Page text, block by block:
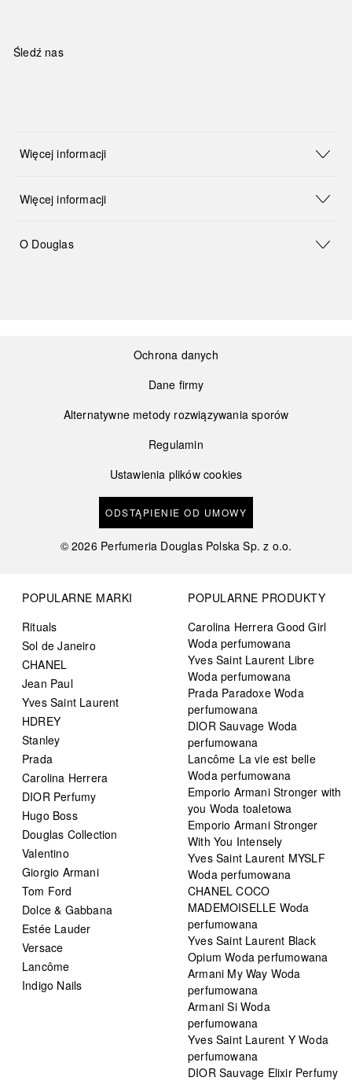
Śledź nas
Więcej informacji
Więcej informacji
O Douglas
Ochrona danych
Dane firmy
Alternatywne metody rozwiązywania sporów
Regulamin
Ustawienia plików cookies
ODSTĄPIENIE OD UMOWY
©2026 Perfumeria Douglas Polska Sp. z o.o.
POPULARNE MARKI
Rituals
Sol de Janeiro
CHANEL
Jean Paul
Yves Saint Laurent
HDREY
Stanley
Prada
Carolina Herrera
DIOR Perfumy
Hugo Boss
Douglas Collection
Valentino
Giorgio Armani
Tom Ford
Dolce & Gabbana
Estée Lauder
Versace
Lancôme
Indigo Nails
POPULARNE PRODUKTY
Carolina Herrera Good Girl
Woda perfumowana
Yves Saint Laurent Libre
Woda perfumowana
Prada Paradoxe Woda
perfumowana
DIOR Sauvage Woda
perfumowana
Lancôme La vie est belle
Woda perfumowana
Emporio Armani Stronger with
you Woda toaletowa
Emporio Armani Stronger
With You Intensely
Yves Saint Laurent MYSLF
Woda perfumowana
CHANEL COCO
MADEMOISELLE Woda
perfumowana
Yves Saint Laurent Black
Opium Woda perfumowana
Armani My Way Woda
perfumowana
Armani Si Woda
perfumowana
Yves Saint Laurent Y Woda
perfumowana
DIOR Sauvage Elixir Perfumy